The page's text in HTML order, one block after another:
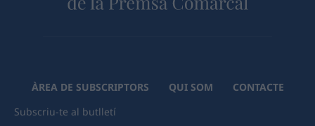
ÀREA DE SUBSCRIPTORS QUI SOM
CONTACTE
Subscriu-te al butlletí